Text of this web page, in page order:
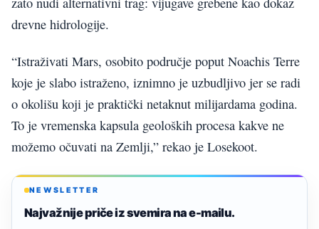
drevne hidrologije.
“Istraživati Mars, osobito područje poput Noachis Terre
koje je slabo istraženo, iznimno je uzbudljivo jer se radi
o okolišu koji je praktički netaknut milijardama godina.
To je vremenska kapsula geoloških procesa kakve ne
možemo očuvati na Zemlji,” rekao je Losekoot.
NEWSLETTER
Najvažnije priče iz svemira na e-mailu.